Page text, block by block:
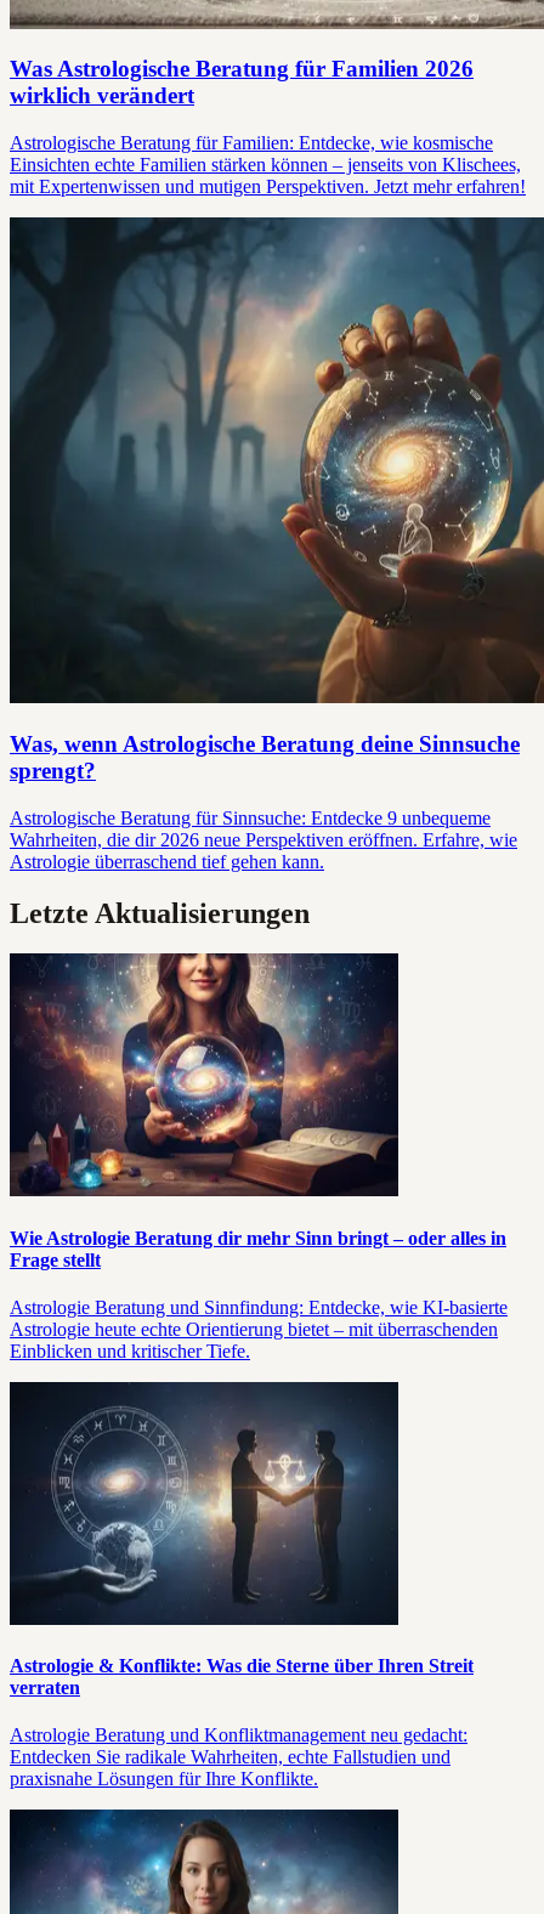
Was Astrologische Beratung für Familien 2026
wirklich verändert
Astrologische Beratung für Familien: Entdecke, wie kosmische
Einsichten echte Familien stärken können – jenseits von Klischees,
mit Expertenwissen und mutigen Perspektiven. Jetzt mehr erfahren!
Was, wenn Astrologische Beratung deine Sinnsuche
sprengt?
Astrologische Beratung für Sinnsuche: Entdecke 9 unbequeme
Wahrheiten, die dir 2026 neue Perspektiven eröffnen. Erfahre, wie
Astrologie überraschend tief gehen kann.
Letzte Aktualisierungen
Wie Astrologie Beratung dir mehr Sinn bringt – oder alles in
Frage stellt
Astrologie Beratung und Sinnfindung: Entdecke, wie KI-basierte
Astrologie heute echte Orientierung bietet – mit überraschenden
Einblicken und kritischer Tiefe.
Astrologie & Konflikte: Was die Sterne über Ihren Streit
verraten
Astrologie Beratung und Konfliktmanagement neu gedacht:
Entdecken Sie radikale Wahrheiten, echte Fallstudien und
praxisnahe Lösungen für Ihre Konflikte.